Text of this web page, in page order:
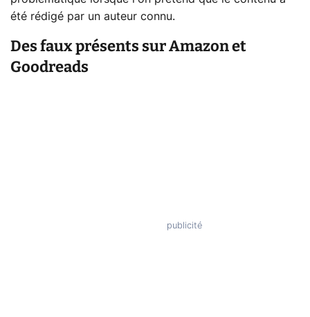
été rédigé par un auteur connu.
Des faux présents sur Amazon et
Goodreads